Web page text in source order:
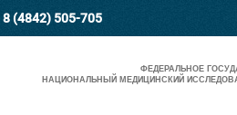
8 (4842) 505-705
ФЕДЕРАЛЬНОЕ
НАЦИОНАЛЬНЫЙ МЕДИЦИНСКИЙ